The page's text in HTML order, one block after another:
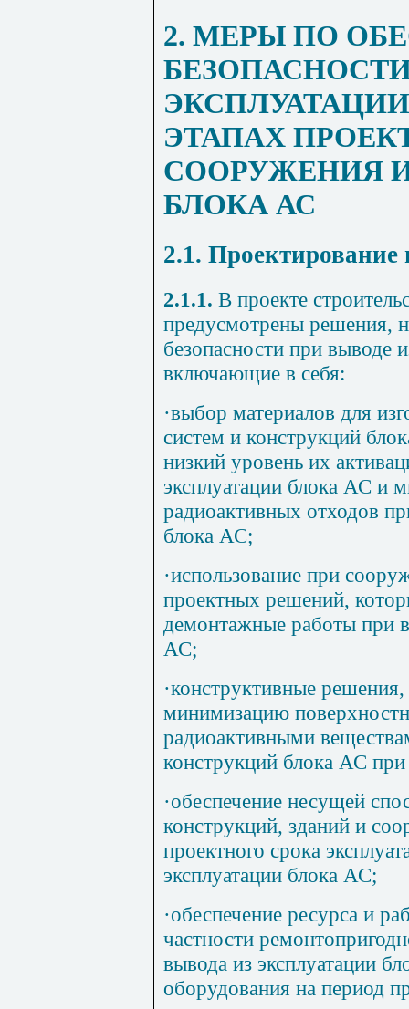
2. МЕРЫ ПО
ЭТАПАХ
СООРУЖЕНИЯ
БЛОКА АС
2.1.
2.1.1. В проекте
предусмотрены решения,
безопасности при выводе
включающие в себя:
·выбор материалов для
систем и конструкций
низкий уровень их
эксплуатации блока АС и
радиоактивных отходов
блока АС;
·использование при
проектных решений,
демонтажные работы при
АС;
·конструктивные
минимизацию
радиоактивными
конструкций блока АС при
·обеспечение несущей
конструкций, зданий и
проектного срока
эксплуатации блока АС;
·обеспечение ресурса и
частности
вывода из эксплуатации
оборудования на период